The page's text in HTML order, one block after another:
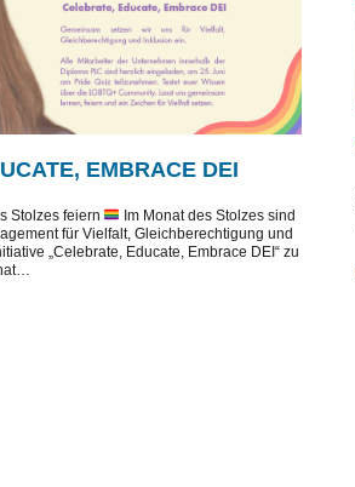
EMBRACE DEI
Stolzes feiern
Im Monat des Stolzes sind
für Vielfalt, Gleichberechtigung und
„Celebrate, Educate, Embrace DEI“ zu